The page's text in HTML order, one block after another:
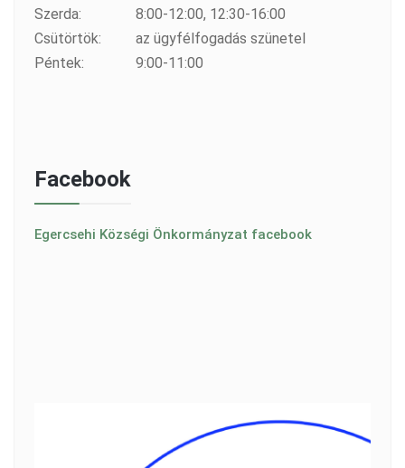
Szerda:
8:00-12:00, 12:30-16:00
Csütörtök:
az ügyfélfogadás szünetel
Péntek:
9:00-11:00
Facebook
Egercsehi Községi Önkormányzat facebook